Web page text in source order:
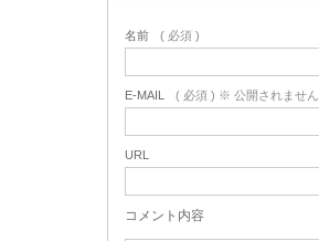
名前 ( 必須 )
E-MAIL ( 必須 ) ※ 公開されません
URL
コメント内容